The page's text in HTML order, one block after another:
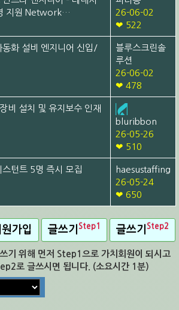
지원 Network…
26-06-02
❤ 522
동화 설비 엔지니어 신입/
블루스크린솔
루션
26-06-02
❤ 478
비 설치 및 유지보수 인재
bluribbon
26-05-26
❤ 510
스턴트 5명 즉시 모집
haesustaffing
26-05-24
❤ 650
가입 글쓰기 Step1 글쓰기 Step2
기 위해 먼저 Step1으로 가치회원이 되시고
로 글쓰시면 됩니다. (소요시간 1분)